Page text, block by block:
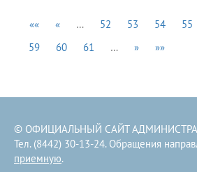
«« « … 52 53 54 55
59
60 61 … » »»
© ОФИЦИАЛЬНЫЙ САЙТ
Тел. (8442) 30-13-24. Обращения
приемную.